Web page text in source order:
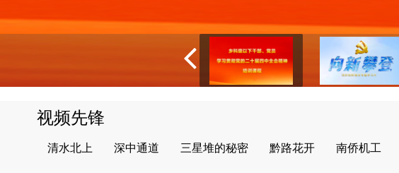
视频先锋
清水北上 深中通道 三星堆的秘密 黔路花开 南侨机工